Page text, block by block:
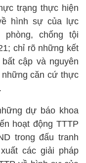
trạng thực hiện
hình sự của lực
chống tội
chỉ rõ những kết
cập và nguyên
những căn cứ thực
dự báo khoa
hoạt động TTTP
trong đấu tranh
các giải pháp